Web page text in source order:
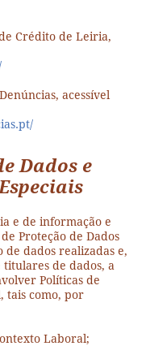
Crédito de Leiria,
acessível
Dados e
e de informação e
Proteção de Dados
dados realizadas e,
de dados, a
Políticas de
tais como, por
Laboral;